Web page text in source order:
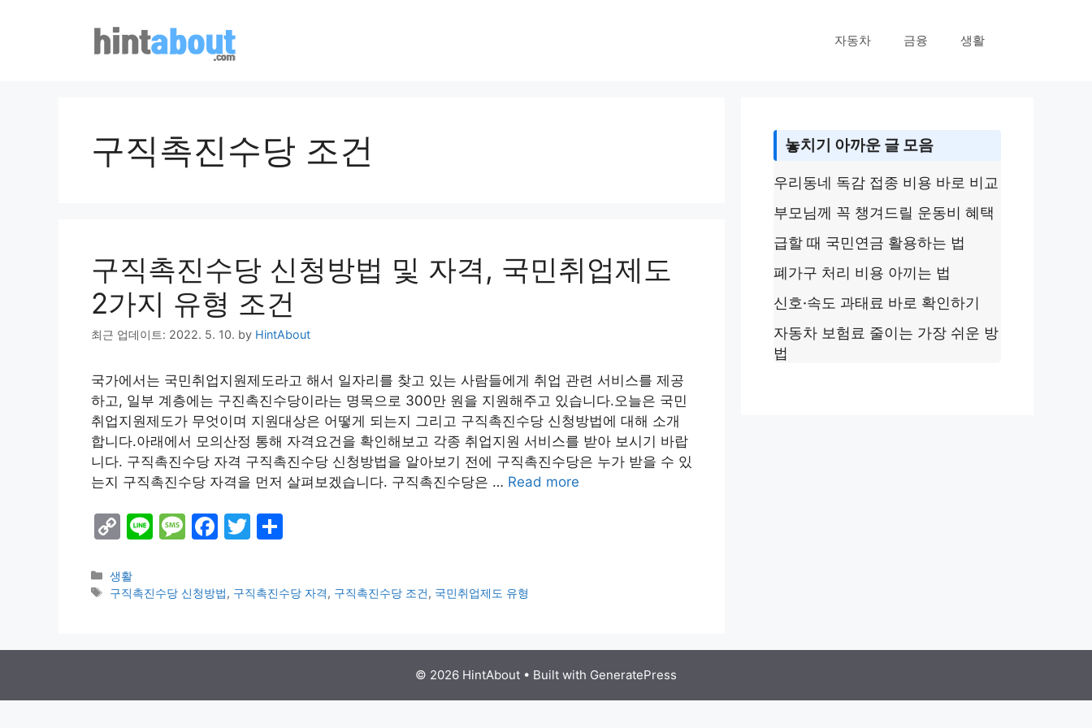
자동차 금융 생활
구직촉진수당 조건
구직촉진수당 신청방법 및 자격, 국민취업제도
2가지 유형 조건
최근 업데이트: 2022. 5. 10. by HintAbout
국가에서는 국민취업지원제도라고 해서 일자리를 찾고 있는 사람들에게 취업 관련 서비스를 제공
하고, 일부 계층에는 구진촉진수당이라는 명목으로 300만 원을 지원해주고 있습니다.오늘은 국민
취업지원제도가 무엇이며 지원대상은 어떻게 되는지 그리고 구직촉진수당 신청방법에 대해 소개
합니다.아래에서 모의산정 통해 자격요건을 확인해보고 각종 취업지원 서비스를 받아 보시기 바랍
니다. 구직촉진수당 자격 구직촉진수당 신청방법을 알아보기 전에 구직촉진수당은 누가 받을 수 있
는지 구직촉진수당 자격을 먼저 살펴보겠습니다. 구직촉진수당은 … Read more
C
p
y
n
Li M
s
g
F
e
o
k
T
er e
Categories
생활
Tags
구직촉진수당 신청방법, 구직촉진수당 자격, 구직촉진수당 조건, 국민취업제도 유형
놓치기 아까운 글 모음
우리동네 독감 접종 비용 바로 비교
부모님께 꼭 챙겨드릴 운동비 혜택
급할 때 국민연금 활용하는 법
폐가구 처리 비용 아끼는 법
신호·속도 과태료 바로 확인하기
자동차 보험료 줄이는 가장 쉬운 방
법
© 2026 HintAbout • Built with GeneratePress